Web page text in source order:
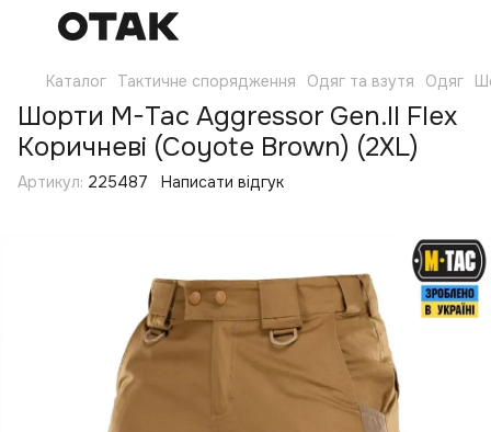
Каталог Тактичне спорядження Одяг та взутя Одяг
Шорти M-Tac Aggressor Gen.II Flex
Коричневі (Coyote Brown) (2XL)
Артикул: 225487 Написати відгук